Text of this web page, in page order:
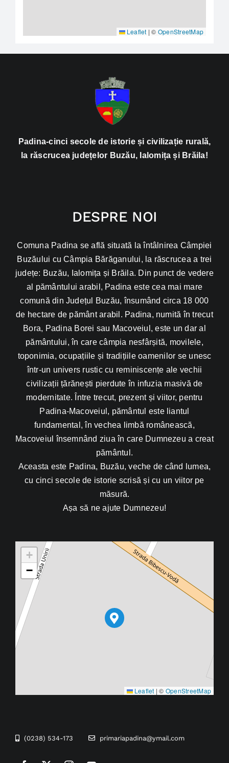
Leaflet | © OpenStreetMap
Padina-cinci secole de istorie și civilizație rurală,
la răscrucea județelor Buzău, Ialomița și Brăila!
DESPRE NOI
Comuna Padina se află situată la întâlnirea Câmpiei
Buzăului cu Câmpia Bărăganului, la răscrucea a trei
județe: Buzău, Ialomița și Brăila. Din punct de vedere
al pământului arabil, Padina este cea mai mare
comună din Județul Buzău, însumând circa 18 000
de hectare de pământ arabil. Padina, numită în trecut
Bora, Padina Borei sau Macoveiul, este un dar al
pământului, în care câmpia nesfârșită, movilele,
toponimia, ocupațiile și tradițiile oamenilor se unesc
într-un univers rustic cu reminiscențe ale vechii
civilizații țărănești pierdute în infuzia masivă de
modernitate. Între trecut, prezent și viitor, pentru
Padina-Macoveiul, pământul este liantul
fundamental, în vechea limbă românească,
Macoveiul însemnând ziua în care Dumnezeu a creat
pământul.
Aceasta este Padina, Buzău, veche de când lumea,
cu cinci secole de istorie scrisă și cu un viitor pe
măsură.
Așa să ne ajute Dumnezeu!
+
−
Leaflet | © OpenStreetMap
(0238) 534-173 primariapadina@ymail.com